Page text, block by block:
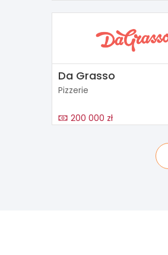
Da Grasso
Pizzerie
200 000 zł